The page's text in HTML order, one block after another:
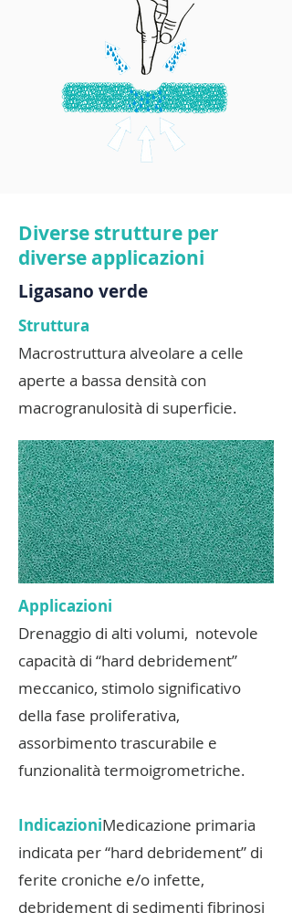
Diverse strutture per
diverse applicazioni
Ligasano verde
Struttura
Macrostruttura alveolare a celle
aperte a bassa densità con
macrogranulosità di superficie.
Applicazioni
Drenaggio di alti volumi, notevole
capacità di “hard debridement”
meccanico, stimolo significativo
della fase proliferativa,
assorbimento trascurabile e
funzionalità termoigrometriche.
IndicazioniMedicazione primaria
indicata per “hard debridement” di
ferite croniche e/o infette,
debridement di sedimenti fibrinosi